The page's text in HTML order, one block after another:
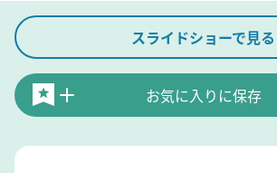
スライドショーで見る
お気に入りに保存